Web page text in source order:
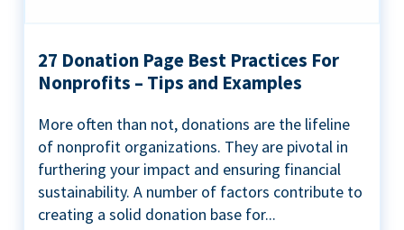
27 Donation Page Best Practices For
Nonprofits – Tips and Examples
More often than not, donations are the lifeline
of nonprofit organizations. They are pivotal in
furthering your impact and ensuring financial
sustainability. A number of factors contribute to
creating a solid donation base for...